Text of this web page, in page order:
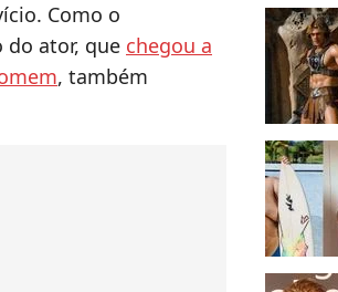
Como o
do ator, que chegou a
, também